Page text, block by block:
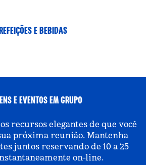
E BEBIDAS
E EVENTOS EM GRUPO
recursos elegantes de que você
próxima reunião. Mantenha
juntos reservando de 10 a 25
on-line.